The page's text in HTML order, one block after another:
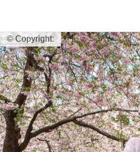
© Copyright: